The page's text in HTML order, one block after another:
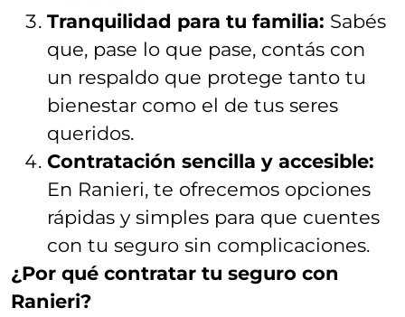
Tranquilidad para tu familia: Sabés
que, pase lo que pase, contás con
un respaldo que protege tanto tu
bienestar como el de tus seres
queridos.
Contratación sencilla y accesible:
En Ranieri, te ofrecemos opciones
rápidas y simples para que cuentes
con tu seguro sin complicaciones.
¿Por qué contratar tu seguro con
Ranieri?